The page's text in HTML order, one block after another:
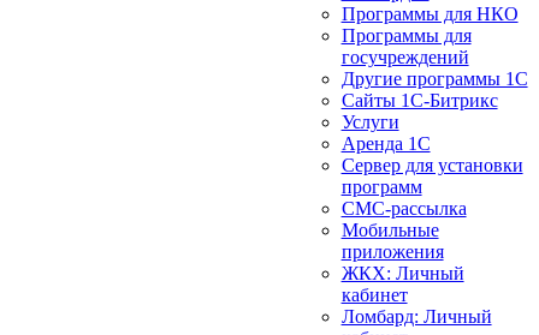
Программы для НКО
Программы для
госучреждений
Другие программы 1С
Сайты 1С-Битрикс
Услуги
Аренда 1С
Сервер для установки
программ
СМС-рассылка
Мобильные
приложения
ЖКХ: Личный
кабинет
Ломбард: Личный